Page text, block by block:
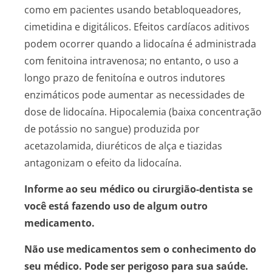
como em pacientes usando betabloqueadores,
cimetidina e digitálicos. Efeitos cardíacos aditivos
podem ocorrer quando a lidocaína é administrada
com fenitoina intravenosa; no entanto, o uso a
longo prazo de fenitoína e outros indutores
enzimáticos pode aumentar as necessidades de
dose de lidocaína. Hipocalemia (baixa concentração
de potássio no sangue) produzida por
acetazolamida, diuréticos de alça e tiazidas
antagonizam o efeito da lidocaína.
Informe ao seu médico ou cirurgião-dentista se
você está fazendo uso de algum outro
medicamento.
Não use medicamentos sem o conhecimento do
seu médico. Pode ser perigoso para sua saúde.